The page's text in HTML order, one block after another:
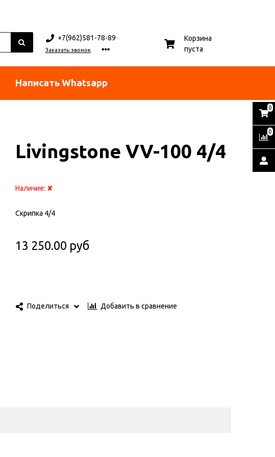
+7(962)581-78-89
Заказать звонок
Корзина
пуста
Написать Whatsapp
Livingstone VV-100 4/4
Наличие: ✘
Скрипка 4/4
13 250.00 руб
Поделиться Добавить в сравнение
0
0